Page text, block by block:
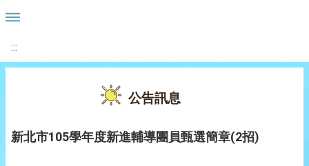
:::
公告訊息
新北市105學年度新進輔導團員甄選簡章(2招)